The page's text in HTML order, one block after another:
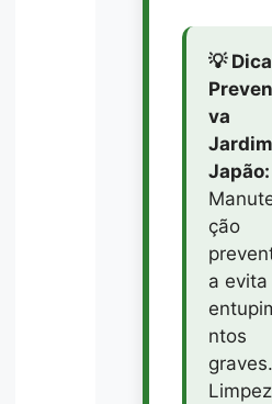
💡 Dica
va
Jardim
Japão:
ção
a evita
ntos
graves.